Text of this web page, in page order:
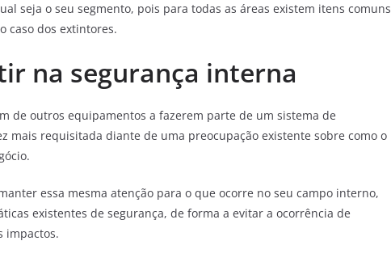
seja o seu segmento, pois para todas as áreas existem itens comuns
caso dos extintores.
na segurança interna
de outros equipamentos a fazerem parte de um sistema de
mais requisitada diante de uma preocupação existente sobre como o
essa mesma atenção para o que ocorre no seu campo interno,
existentes de segurança, de forma a evitar a ocorrência de
impactos.